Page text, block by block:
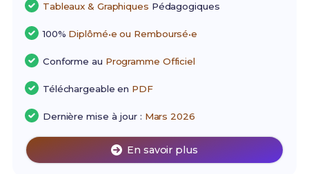
Tableaux & Graphiques Pédagogiques
100% Diplômé•e ou Remboursé•e
Conforme au Programme Officiel
Téléchargeable en PDF
Dernière mise à jour : Mars 2026
En savoir plus